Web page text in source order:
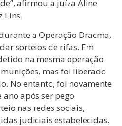
afirmou a juíza Aline
Lins.
a Operação Dracma,
sorteios de rifas. Em
na mesma operação
mas foi liberado
No entanto, foi novamente
após ser pego
nas redes sociais,
judiciais estabelecidas.